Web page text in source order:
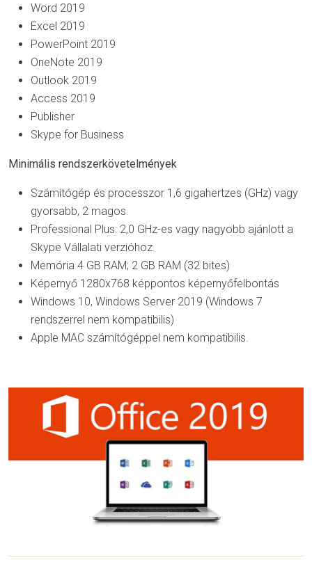
Word 2019
Excel 2019
PowerPoint 2019
OneNote 2019
Outlook 2019
Access 2019
Publisher
Skype for Business
Minimális rendszerkövetelmények
Számítógép és processzor 1,6 gigahertzes (GHz) vagy
gyorsabb, 2 magos.
Professional Plus: 2,0 GHz-es vagy nagyobb ajánlott a
Skype Vállalati verzióhoz.
Memória 4 GB RAM; 2 GB RAM (32 bites)
Képernyő 1280x768 képpontos képernyőfelbontás
Windows 10, Windows Server 2019 (Windows 7
rendszerrel nem kompatibilis)
Apple MAC számítógéppel nem kompatibilis.